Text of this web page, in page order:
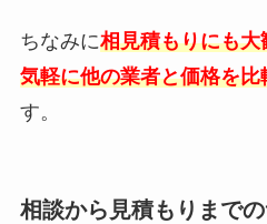
ちなみに相見積もりにも
気軽に他の業者と価格を
す。
相談から見積もりまで